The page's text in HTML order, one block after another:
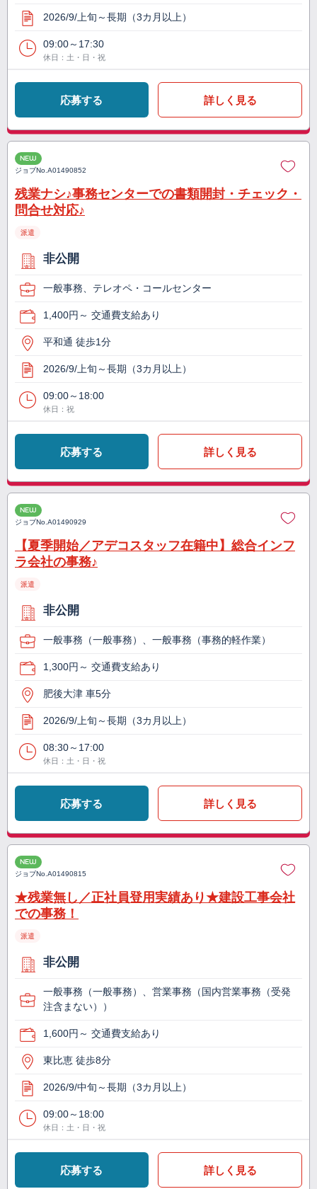
2026/9/上旬～長期（3カ月以上）
09:00～17:30
休日：土・日・祝
応募する 詳しく見る
NEW
ジョブNo.A01490852
残業ナシ♪事務センターでの書類開封・チェック・
問合せ対応♪
派遣
非公開
一般事務、テレオペ・コールセンター
1,400円～ 交通費支給あり
平和通 徒歩1分
2026/9/上旬～長期（3カ月以上）
09:00～18:00
休日：祝
応募する 詳しく見る
NEW
ジョブNo.A01490929
【夏季開始／アデコスタッフ在籍中】総合インフ
ラ会社の事務♪
派遣
非公開
一般事務（一般事務）、一般事務（事務的軽作業）
1,300円～ 交通費支給あり
肥後大津 車5分
2026/9/上旬～長期（3カ月以上）
08:30～17:00
休日：土・日・祝
応募する 詳しく見る
NEW
ジョブNo.A01490815
★残業無し／正社員登用実績あり★建設工事会社
での事務！
派遣
非公開
一般事務（一般事務）、営業事務（国内営業事務（受発
注含まない））
1,600円～ 交通費支給あり
東比恵 徒歩8分
2026/9/中旬～長期（3カ月以上）
09:00～18:00
休日：土・日・祝
応募する 詳しく見る